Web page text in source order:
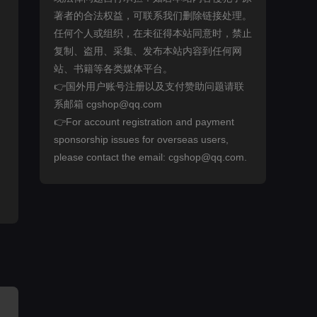
著者的合法权益，可联系我们删除链接处理。
任何个人或组织，在未征得本站同意时，禁止
复制、盗用、采集、发布本站内容到任何网
站、书籍等各类媒体平台。
👉国外用户账号注册以及支付赞助问题请联
系邮箱 cgshop@qq.com
👉For account registration and payment
sponsorship issues for overseas users,
please contact the email: cgshop@qq.com.